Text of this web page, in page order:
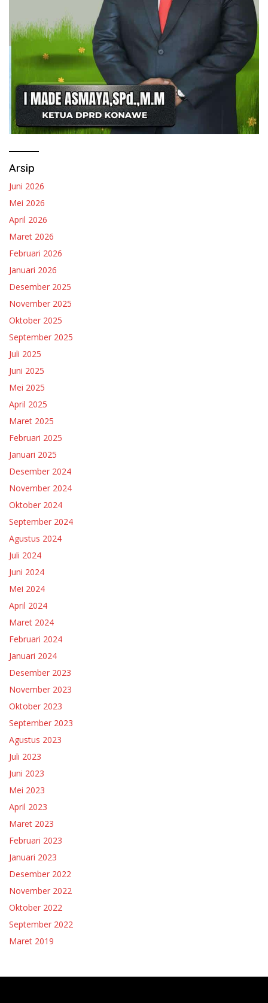
Arsip
Juni 2026
Mei 2026
April 2026
Maret 2026
Februari 2026
Januari 2026
Desember 2025
November 2025
Oktober 2025
September 2025
Juli 2025
Juni 2025
Mei 2025
April 2025
Maret 2025
Februari 2025
Januari 2025
Desember 2024
November 2024
Oktober 2024
September 2024
Agustus 2024
Juli 2024
Juni 2024
Mei 2024
April 2024
Maret 2024
Februari 2024
Januari 2024
Desember 2023
November 2023
Oktober 2023
September 2023
Agustus 2023
Juli 2023
Juni 2023
Mei 2023
April 2023
Maret 2023
Februari 2023
Januari 2023
Desember 2022
November 2022
Oktober 2022
September 2022
Maret 2019